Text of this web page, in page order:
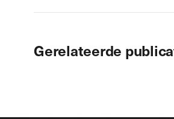
Gerelateerde